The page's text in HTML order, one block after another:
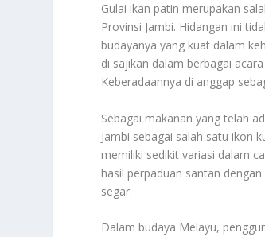
Gulai ikan patin merupakan
Provinsi Jambi. Hidangan ini
budayanya yang kuat dalam
di sajikan dalam berbagai
Keberadaannya di anggap
Sebagai makanan yang telah
Jambi sebagai salah satu ikon
memiliki sedikit variasi dalam
hasil perpaduan santan
segar.
Dalam budaya Melayu,